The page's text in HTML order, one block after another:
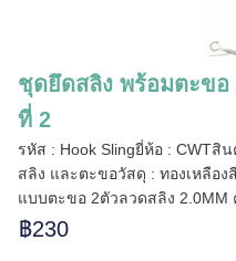
ชุดยึดสลิง พร้อมตะข
ที่ 2
รหัส : Hook Slingยี่ห้อ : CWT
สลิง และตะขอวัสดุ : ทองเหลือ
แบบตะขอ 2ตัวลวดสลิง 2.0MM
฿230